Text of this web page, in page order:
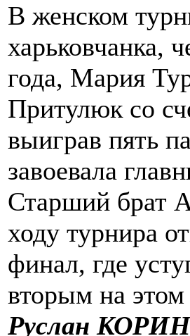
В женском
харьковчанка,
года, Мария
Притулюк со
выиграв пять
завоевала
Старший брат
ходу турнира
финал, где
вторым на
Руслан